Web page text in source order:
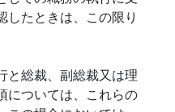
したときは、この限り
と総裁、副総裁又は理
については、これらの